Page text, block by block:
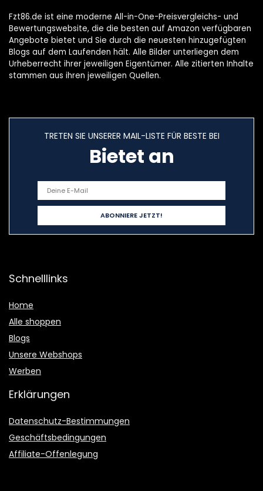
Fzt86.de ist eine moderne All-in-One-Preisvergleichs- und
Bewertungswebsite, die die besten auf Amazon verfügbaren
Angebote bietet und Sie durch die neuesten hinzugefügten
Blogs auf dem Laufenden hält. Alle Bilder unterliegen dem
Urheberrecht ihrer jeweiligen Eigentümer. Alle zitierten Inhalte
stammen aus ihren jeweiligen Quellen.
TRETEN SIE UNSERER MAIL-LISTE FÜR BESTE BEI
Bietet an
Schnelllinks
Home
Alle shoppen
Blogs
Unsere Webshops
Werben
Erklärungen
Datenschutz-Bestimmungen
Geschäftsbedingungen
Affiliate-Offenlegung